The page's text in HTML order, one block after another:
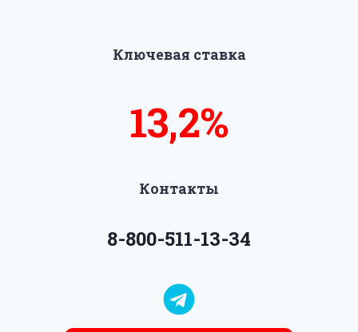
Ключевая ставка
14%13,5%
Контакты
8-800-511-13-34